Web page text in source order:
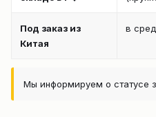
Под заказ из
Китая
в
Мы информируем о статусе